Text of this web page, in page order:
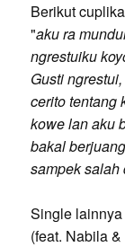
Berikut
"aku ra
ngrestuiku
Gusti
cerito tentang
kowe lan aku
bakal
sampek salah
Single
(feat. Nabila